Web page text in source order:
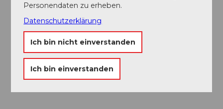
Wild
Social Media
Facebook
Personendaten zu erheben.
Datenschutzerklärung
Ich bin nicht einverstanden
Ich bin einverstanden